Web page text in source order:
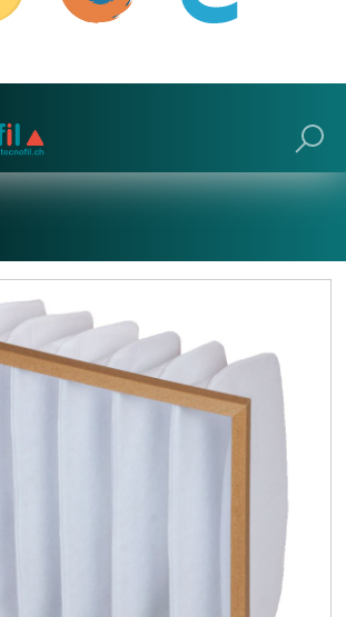
Browser weitermachen (nicht